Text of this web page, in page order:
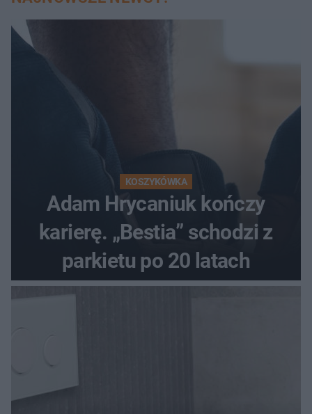
KOSZYKÓWKA
Adam Hrycaniuk kończy
karierę. „Bestia” schodzi z
parkietu po 20 latach